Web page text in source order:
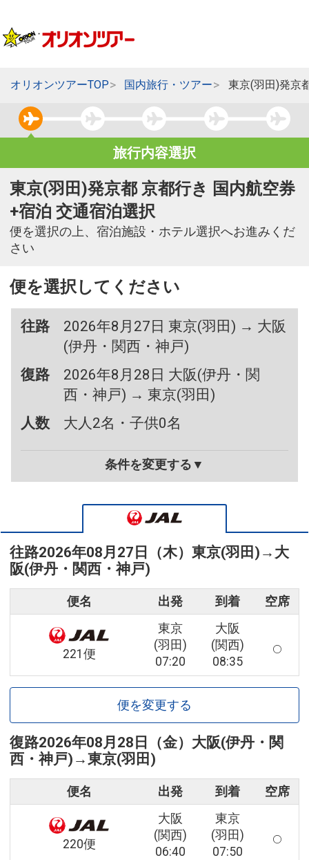
オリオンツアーTOP 国内旅行・ツアー 東京(羽田)発京
旅行内容選択
東京(羽田)発京都 京都行き 国内航空券
+宿泊 交通宿泊選択
便を選択の上、宿泊施設・ホテル選択へお進みくだ
さい
便を選択してください
往路
2026年8月27日 東京(羽田) → 大阪
(伊丹・関西・神戸)
復路
2026年8月28日 大阪(伊丹・関
西・神戸) → 東京(羽田)
人数
大人2名・子供0名
条件を変更する▼
往路2026年08月27日（木） 東京(羽田) → 大
阪(伊丹・関西・神戸)
便名 出発 到着 空席
221便
東京
(羽田)
07:20
大阪
(関西)
08:35
便を変更する
復路2026年08月28日（金） 大阪(伊丹・関
西・神戸) →東京(羽田)
便名 出発 到着 空席
220便
大阪
(関西)
06:40
東京
(羽田)
07:50